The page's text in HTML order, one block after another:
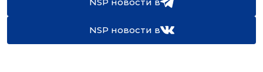
NSP новости в